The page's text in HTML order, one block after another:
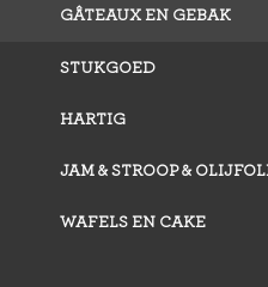
GÂTEAUX EN GEBAK
STUKGOED
HARTIG
JAM & STROOP &
WAFELS EN CAKE